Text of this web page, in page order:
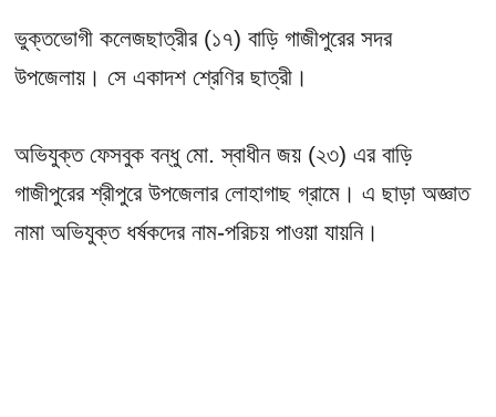
ভুক্তভোগী কলেজছাত্রীর (১৭) বাড়ি গাজীপুরের সদর
উপজেলায়। সে একাদশ শ্রেণির ছাত্রী।
অভিযুক্ত ফেসবুক বন্ধু মো. স্বাধীন জয় (২৩) এর বাড়ি
গাজীপুরের শ্রীপুরে উপজেলার লোহাগাছ গ্রামে। এ ছাড়া অজ্ঞাত
নামা অভিযুক্ত ধর্ষকদের নাম-পরিচয় পাওয়া যায়নি।